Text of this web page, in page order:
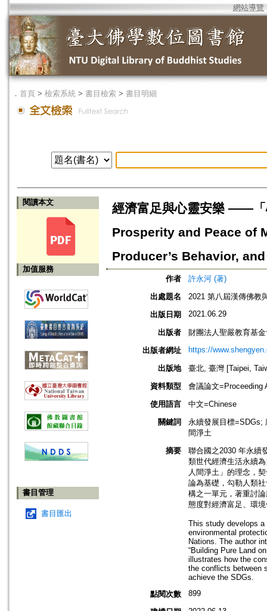
網站導覽
． 首頁 > 檢索系統 > 書目檢索 > 書目明細
閱讀本文
加值服務
書目管理
書目匯出
經濟富足與心靈安樂 ——「
Prosperity and Peace of
Producer’s Behavior,
作者
許永河 (著)
出處題名
2021 第八屆漢傳佛教
出版日期
2021.06.29
出版者
財團法人聖嚴教育基
出版者網址
https://
出版地
臺北, 臺灣 [Taipei,
資料類型
會議論文=Proceeding
使用語言
中文=Chinese
關鍵詞
永續發展目標=SDGs;
間淨土
摘要
聯合國之2030 年永續
類世代經濟生活永續
人間淨土」的理念，
論為基礎，勾勒人類
構之一單元，著重討
態度對經濟富足、環
This study develops
environmental
Nations. The author
“Building Pure Land
illustrates how the
the conflicts between
achieve the SDGs.
點閱次數
899